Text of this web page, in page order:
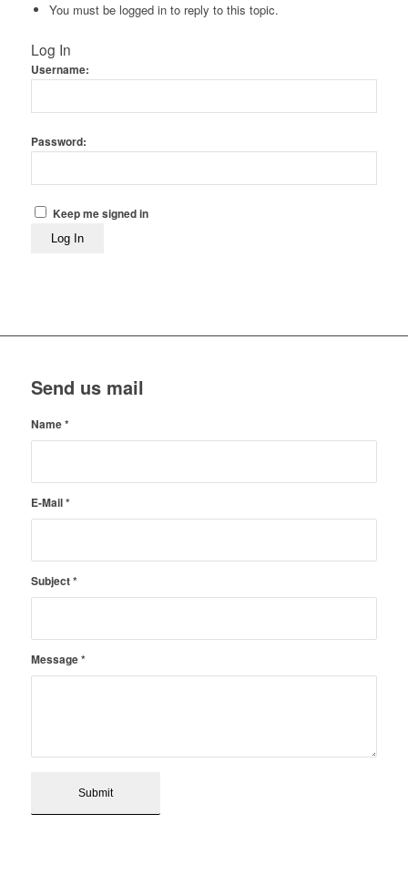
You must be logged in to reply to this topic.
Log In
Username:
Password:
Keep me signed in
Log In
Send us mail
Name*
E-Mail*
Subject*
Message*